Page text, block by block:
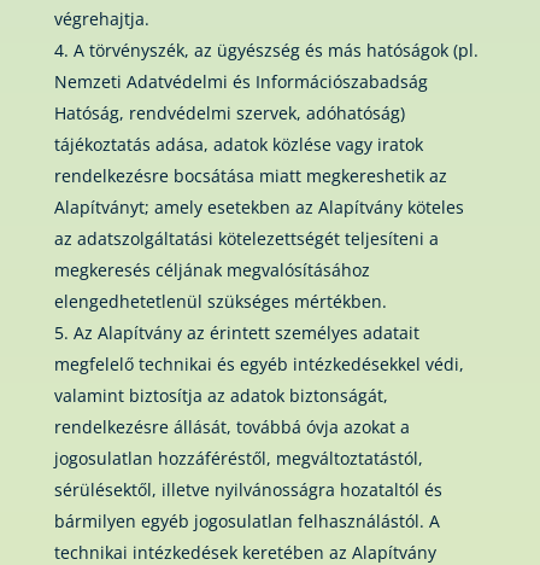
végrehajtja.
A törvényszék, az ügyészség és más hatóságok (pl.
Nemzeti Adatvédelmi és Információszabadság
Hatóság, rendvédelmi szervek, adóhatóság)
tájékoztatás adása, adatok közlése vagy iratok
rendelkezésre bocsátása miatt megkereshetik az
Alapítványt; amely esetekben az Alapítvány köteles
az adatszolgáltatási kötelezettségét teljesíteni a
megkeresés céljának megvalósításához
elengedhetetlenül szükséges mértékben.
Az Alapítvány az érintett személyes adatait
megfelelő technikai és egyéb intézkedésekkel védi,
valamint biztosítja az adatok biztonságát,
rendelkezésre állását, továbbá óvja azokat a
jogosulatlan hozzáféréstől, megváltoztatástól,
sérülésektől, illetve nyilvánosságra hozataltól és
bármilyen egyéb jogosulatlan felhasználástól. A
technikai intézkedések keretében az Alapítvány